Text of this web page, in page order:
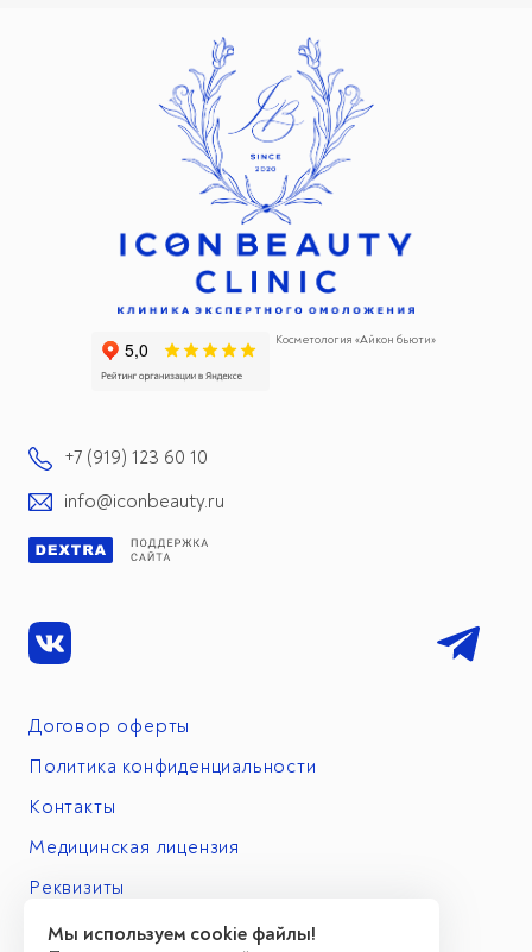
Договор оферты
Политика конфиденциальности
Контакты
Медицинская лицензия
Реквизиты
Косметология «Айкон бьюти»
+7 (919) 123 60 10
info@iconbeauty.ru
Мы используем cookie файлы!